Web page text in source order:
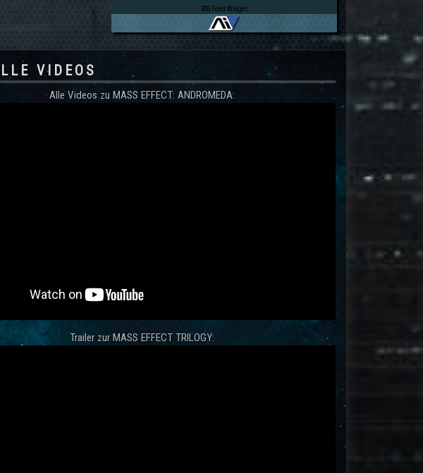
RSS Feed Widget
VIDEOS
Alle Videos zu MASS EFFECT: ANDROMEDA:
Trailer zur MASS EFFECT TRILOGY: